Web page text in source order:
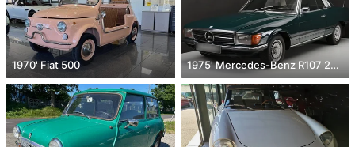
1970' Fiat 500 1975' Mercedes-Benz R107 280 Slc